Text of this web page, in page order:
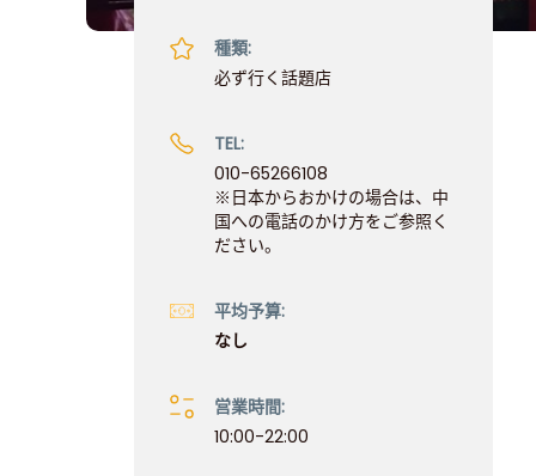
種類:
必ず行く話題店
TEL:
010-65266108
※日本からおかけの場合は、中
国への電話のかけ方をご参照く
ださい。
平均予算:
なし
営業時間:
10:00-22:00